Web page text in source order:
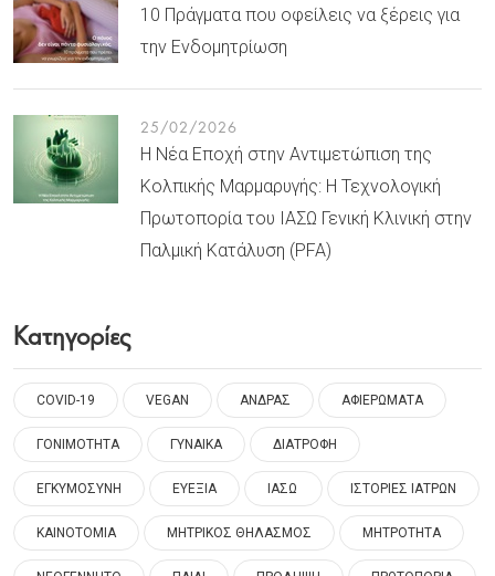
10 Πράγματα που οφείλεις να ξέρεις για
την Ενδομητρίωση
25/02/2026
Η Νέα Εποχή στην Αντιμετώπιση της
Κολπικής Μαρμαρυγής: Η Τεχνολογική
Πρωτοπορία του ΙΑΣΩ Γενική Κλινική στην
Παλμική Κατάλυση (PFA)
Κατηγορίες
COVID-19 VEGAN ΑΝΔΡΑΣ ΑΦΙΕΡΩΜΑΤΑ
ΓΟΝΙΜΟΤΗΤΑ ΓΥΝΑΙΚΑ ΔΙΑΤΡΟΦΗ
ΕΓΚΥΜΟΣΥΝΗ ΕΥΕΞΙΑ ΙΑΣΩ ΙΣΤΟΡΙΕΣ ΙΑΤΡΩΝ
ΚΑΙΝΟΤΟΜΙΑ ΜΗΤΡΙΚΟΣ ΘΗΛΑΣΜΟΣ ΜΗΤΡΟΤΗΤΑ